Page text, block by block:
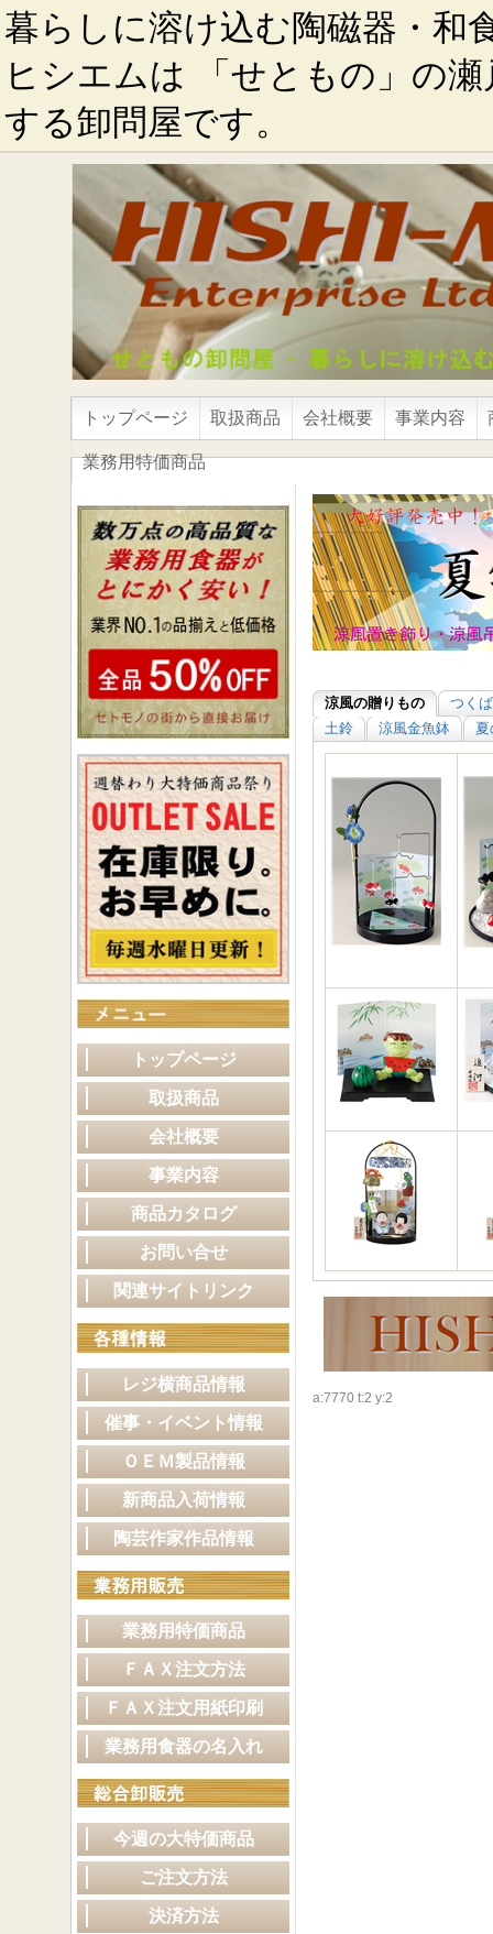
暮らしに溶け込む陶磁器・
ヒシエムは 「せともの」の
する卸問屋です。
トップページ 取扱商品 会社概要 事業内容
業務用特価商品
涼風の贈りもの
つく
土鈴
涼風金魚鉢 夏
a:7770 t:2 y:2
トップページ
取扱商品
会社概要
事業内容
商品カタログ
お問い合せ
関連サイトリンク
レジ横商品情報
催事・イベント情報
ＯＥＭ製品情報
新商品入荷情報
陶芸作家作品情報
業務用特価商品
ＦＡＸ注文方法
ＦＡＸ注文用紙印刷
業務用食器の名入れ
今週の大特価商品
ご注文方法
決済方法